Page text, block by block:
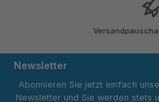
Newsletter
Abonnieren Sie jetzt einfach
Newsletter und Sie werden stets